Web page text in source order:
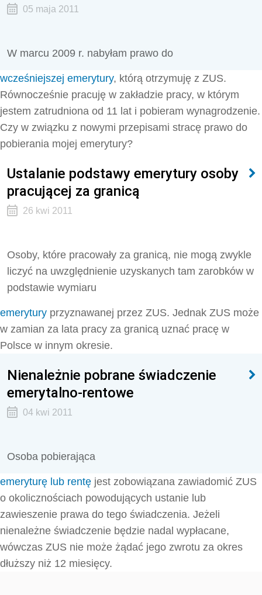
05 maja 2011
W marcu 2009 r. nabyłam prawo do
wcześniejszej emerytury, którą otrzymuję z ZUS.
Równocześnie pracuję w zakładzie pracy, w którym
jestem zatrudniona od 11 lat i pobieram wynagrodzenie.
Czy w związku z nowymi przepisami stracę prawo do
pobierania mojej emerytury?
Ustalanie podstawy emerytury osoby
pracującej za granicą
26 kwi 2011
Osoby, które pracowały za granicą, nie mogą zwykle
liczyć na uwzględnienie uzyskanych tam zarobków w
podstawie wymiaru
emerytury przyznawanej przez ZUS. Jednak ZUS może
w zamian za lata pracy za granicą uznać pracę w
Polsce w innym okresie.
Nienależnie pobrane świadczenie
emerytalno-rentowe
04 kwi 2011
Osoba pobierająca
emeryturę lub rentę jest zobowiązana zawiadomić ZUS
o okolicznościach powodujących ustanie lub
zawieszenie prawa do tego świadczenia. Jeżeli
nienależne świadczenie będzie nadal wypłacane,
wówczas ZUS nie może żądać jego zwrotu za okres
dłuższy niż 12 miesięcy.